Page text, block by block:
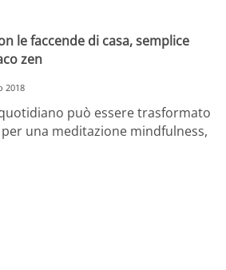
le faccende di casa, semplice
zen
2018
può essere trasformato
una meditazione mindfulness,